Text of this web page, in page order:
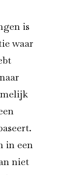
is
waar
in een
niet